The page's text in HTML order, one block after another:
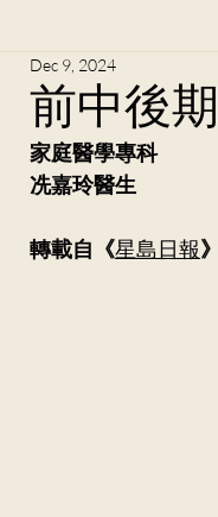
Chow
Kit Wah
Yue Kit
前中後
Dec 9, 2024
家庭醫學專科
冼嘉玲醫生
轉載自《星島日報》